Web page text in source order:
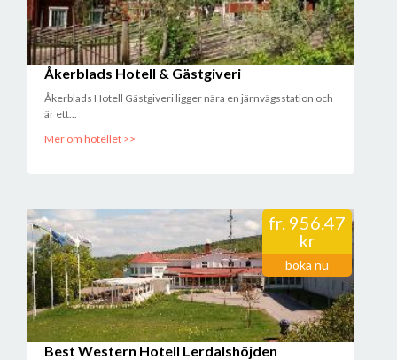
Åkerblads Hotell & Gästgiveri
Åkerblads Hotell Gästgiveri ligger nära en järnvägsstation och
är ett...
Mer om hotellet >>
fr. 956.47
kr
boka nu
Best Western Hotell Lerdalshöjden